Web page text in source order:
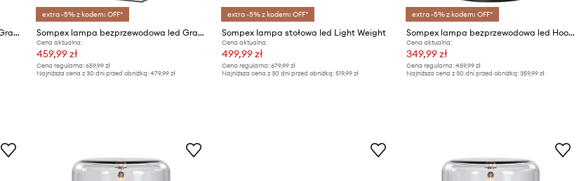
Sompex lampa bezprzewodowa led Grace
extra -5% z kodem: OFF*
Sompex lampa bezprzewodowa led Grace
Cena aktualna:
459,99 zł
Cena regularna: 659,99 zł
Najniższa cena z 30 dni przed obniżką: 479,99 zł
extra -5% z kodem: OFF*
Sompex lampa stołowa led Light Weight
Cena aktualna:
499,99 zł
Cena regularna: 679,99 zł
Najniższa cena z 30 dni przed obniżką: 519,99 zł
extra -5% z kodem: OFF*
Sompex lampa bezprzewodowa led Hook
Cena aktualna:
349,99 zł
Cena regularna: 459,99 zł
Najniższa cena z 30 dni przed obniżką: 359,99 zł